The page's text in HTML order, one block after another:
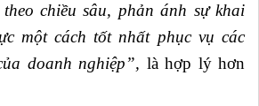
chiều sâu, phản ánh sự khai
một cách tốt nhất phục vụ các
doanh nghiệp”, là hợp lý hơn